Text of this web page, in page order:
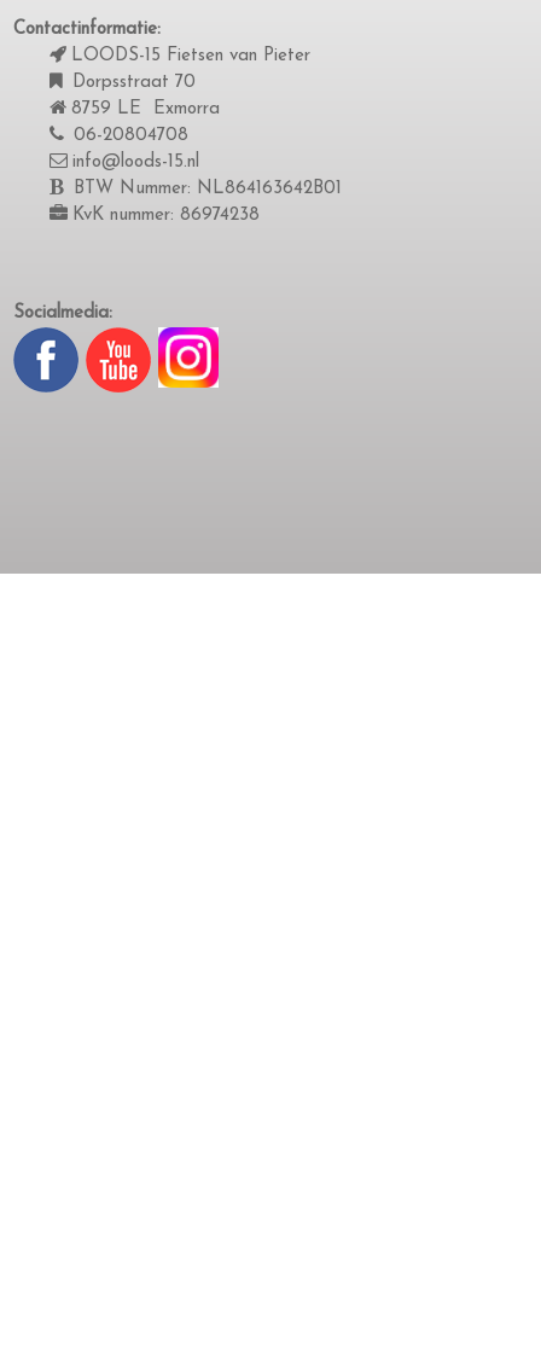
Contactinformatie:
LOODS-15 Fietsen van Pieter
Dorpsstraat 70
8759 LE Exmorra
06-20804708
info@loods-15.nl
BTW Nummer: NL864163642B01
KvK nummer: 86974238
Socialmedia: